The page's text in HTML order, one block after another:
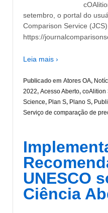
setembro, o portal do
Comparison Service
https://
Leia mais ›
Publicado em Atores OA,
2022, Acesso Aberto, coAlition
Science, Plan S, Plano S,
Serviço de comparação de
UNESCO
Ciência